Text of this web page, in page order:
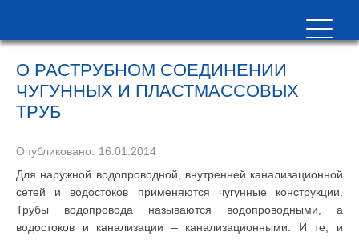
О РАСТРУБНОМ СОЕДИНЕНИИ
ЧУГУННЫХ И ПЛАСТМАССОВЫХ
ТРУБ
Опубликовано: 16.01.2014
Для наружной водопроводной, внутренней канализационной
сетей и водостоков применяются чугунные конструкции.
Трубы водопровода называются водопроводными, а
водостоков и канализации – канализационными. И те, и